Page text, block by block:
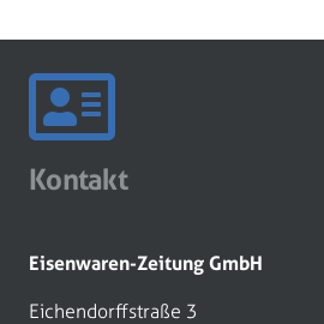
Kontakt
Eisenwaren-Zeitung GmbH
Eichendorffstraße 3